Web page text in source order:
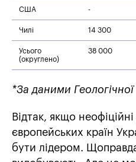
США -
Чилі 14 300
Усього
(округлено)
38 000
*За даними
Відтак, якщо
європейських країн
бути лідером.